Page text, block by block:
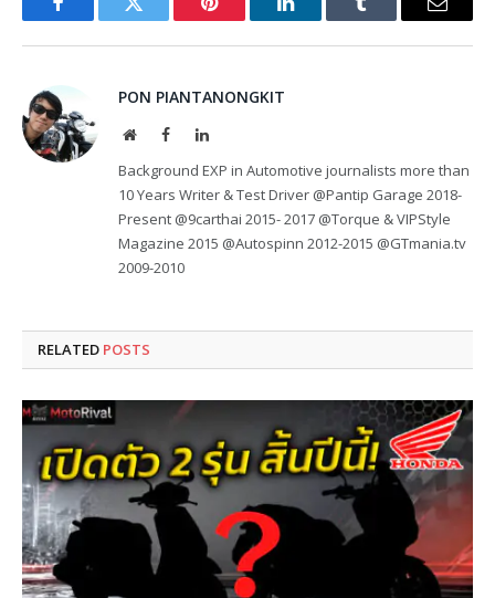
FacebookTwitter Pinterest LinkedInTumblr Email
PON PIANTANONGKIT
WebsiteFacebookLinkedIn
Background EXP in Automotive journalists more than
10 Years Writer & Test Driver @Pantip Garage 2018-
Present @9carthai 2015- 2017 @Torque & VIPStyle
Magazine 2015 @Autospinn 2012-2015 @GTmania.tv
2009-2010
RELATED POSTS